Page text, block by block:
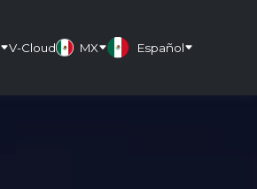
V-Cloud MX Español